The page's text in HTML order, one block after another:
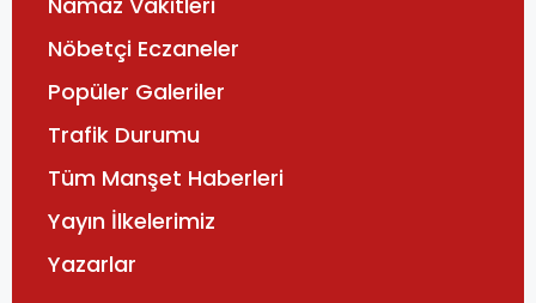
Nöbetçi Eczaneler
Popüler Galeriler
Trafik Durumu
Tüm Manşet Haberleri
Yayın İlkelerimiz
Yazarlar